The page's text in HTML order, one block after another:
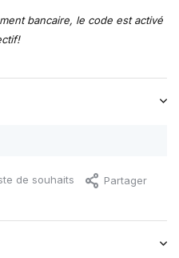
bancaire, le code est activé
de souhaits Partager